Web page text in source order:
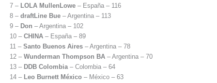
7 – LOLA MullenLowe – España – 116
8 – draftLine Bue – Argentina – 113
9 – Don – Argentina – 102
10 – CHINA – España – 89
11 – Santo Buenos Aires – Argentina – 78
12 – Wunderman Thompson BA – Argentina – 70
13 – DDB Colombia– Colombia – 64
14 – Leo Burnett México – México – 63